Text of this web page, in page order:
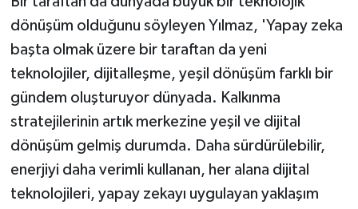
dönüşüm olduğunu söyleyen Yılmaz, 'Yapay zeka
başta olmak üzere bir taraftan da yeni
teknolojiler, dijitalleşme, yeşil dönüşüm farklı bir
gündem oluşturuyor dünyada. Kalkınma
stratejilerinin artık merkezine yeşil ve dijital
dönüşüm gelmiş durumda. Daha sürdürülebilir,
enerjiyi daha verimli kullanan, her alana dijital
teknolojileri, yapay zekayı uygulayan yaklaşım